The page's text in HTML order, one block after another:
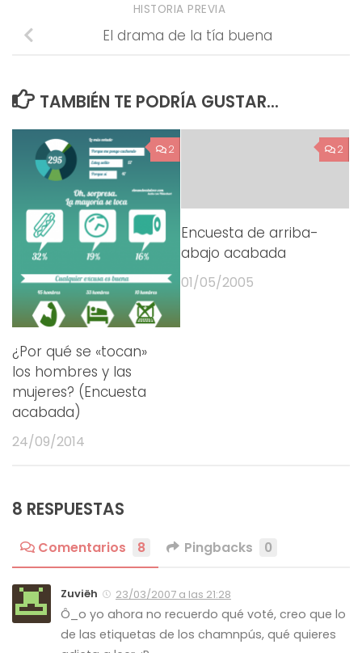
HISTORIA PREVIA
El drama de la tía buena
TAMBIÉN TE PODRÍA GUSTAR...
2
¿Por qué se «tocan»
los hombres y las
mujeres? (Encuesta
acabada)
24/09/2014
2
Encuesta de arriba-
abajo acabada
01/05/2005
8 RESPUESTAS
Comentarios 8 Pingbacks 0
Zuviëh 23/03/2007 a las 21:28
Ô_o yo ahora no recuerdo qué voté, creo que lo
de las etiquetas de los chamnpús, qué quieres